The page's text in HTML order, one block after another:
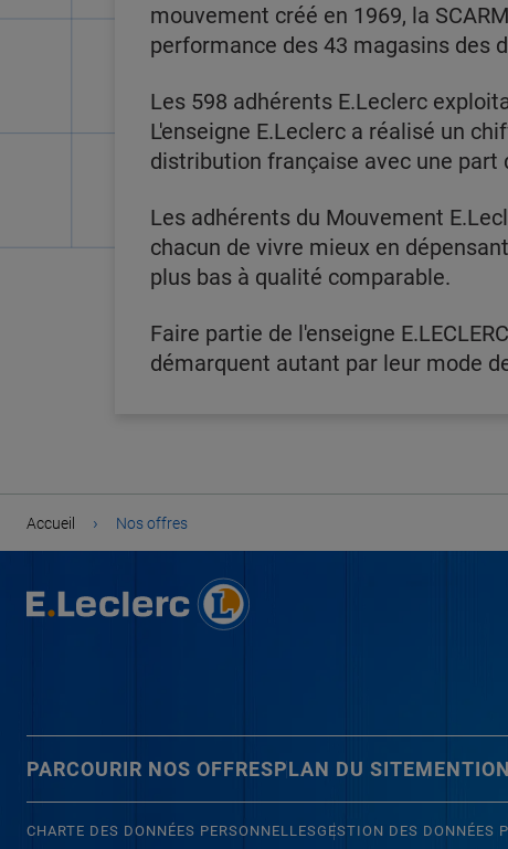
mouvement créé en 1969, la
performance des 43 magasins des
Les 598 adhérents E.Leclerc
L'enseigne E.Leclerc a réalisé un
distribution française avec une part
Les adhérents du Mouvement
chacun de vivre mieux en
plus bas à qualité comparable.
Faire partie de l'enseigne
démarquent autant par leur mode
Accueil › Nos offres
PARCOURIR NOS OFFRESPLAN DU SITE
CHARTE DES DONNÉES PERSONNELLESGESTION DES DONNÉES